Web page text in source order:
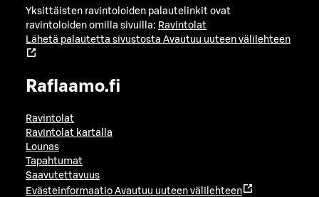
Yksittäisten ravintoloiden palautelinkit ovat
ravintoloiden omilla sivuilla: Ravintolat
Lähetä palautetta sivustosta Avautuu uuteen välilehteen
Raflaamo.fi
Ravintolat
Ravintolat kartalla
Lounas
Tapahtumat
Saavutettavuus
Evästeinformaatio Avautuu uuteen välilehteen